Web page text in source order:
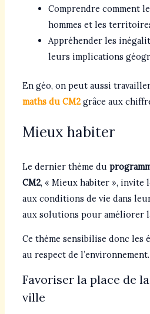
Comprendre comment
hommes et les
Appréhender les
leurs implications
En géo, on peut aussi
maths du CM2grâce aux
Mieux habiter
Le dernier thème du
CM2, « Mieux habiter », invite
aux conditions de vie dans
aux solutions pour améliorer
Ce thème sensibilise donc les
au respect de l’environnement.
Favoriser la place de
ville